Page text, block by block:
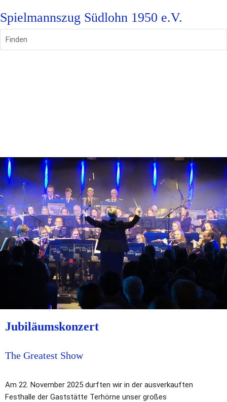
Spielmannszug Südlohn 1950 e.V.
Finden
Jubiläumskonzert
The Greatest Show
Am 22. November 2025 durften wir in der ausverkauften
Festhalle der Gaststätte Terhörne unser großes